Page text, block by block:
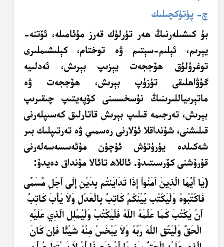
چ- پۈتۈكچىلىك
بۇ كىشىلەرنىڭ ھەر تۈرلۈك قەرز مۇئامىلە، ئۆتنە-
يېرىم، ئېلىم-سېتىم ۋە توختام، كېلىشىملىرى
توغرۇلۇق ھۆججەت يېزىپ بېرىش، ئەدلىيە
گۇۋاھلىقى تۈزۈپ بېرىش، ھۆججەت ۋە
ماتېرىياللىرىنىڭ نۇسخىسىنى كۆپەيتىپ چىقىرىپ
بېرىش، تەرجىمە قىلىپ بېرىش قاتارلىق كەسىپلەرنى
قىلىشنى، شۇنداقلا ئۇلارنى رەسمىي ۋە تەرتىپلىك بىر
شەكىلدە يۈرۈتۈش ئۈچۈن مۇئەسسەسەلەرنى
قۇرۇشنى كۆرسىتىدۇ. ئاللاھ تائالا مۇنداق دەيدۇ:
﴿يَا أَيُّهَا الَّذِينَ آمَنُواْ إِذَا تَدَايَنتُم بِدَيْنٍ إِلَى أَجَلٍ مُّسَمًّى
فَاكْتُبُوهُ وَلْيَكْتُب بَّيْنَكُمْ كَاتِبٌ بِالْعَدْلِ وَلاَ يَأْبَ كَاتِبٌ
أَنْ يَكْتُبَ كَمَا عَلَّمَهُ اللّهُ فَلْيَكْتُبْ وَلْيُمْلِلِ الَّذِي عَلَيْهِ
الْحَقُّ وَلْيَتَّقِ اللّهَ رَبَّهُ وَلاَ يَبْخَسْ مِنْهُ شَيْئًا فَإن كَانَ